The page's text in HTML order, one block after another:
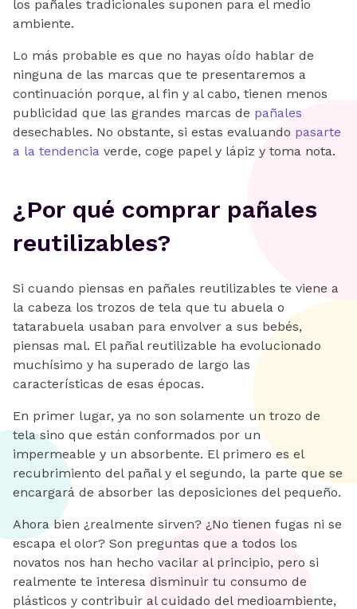
los pañales tradicionales suponen para el medio
ambiente.
Lo más probable es que no hayas oído hablar de
ninguna de las marcas que te presentaremos a
continuación porque, al fin y al cabo, tienen menos
publicidad que las grandes marcas de pañales
desechables. No obstante, si estas evaluando pasarte
a la tendencia verde, coge papel y lápiz y toma nota.
¿Por qué comprar pañales
reutilizables?
Si cuando piensas en pañales reutilizables te viene a
la cabeza los trozos de tela que tu abuela o
tatarabuela usaban para envolver a sus bebés,
piensas mal. El pañal reutilizable ha evolucionado
muchísimo y ha superado de largo las
características de esas épocas.
En primer lugar, ya no son solamente un trozo de
tela sino que están conformados por un
impermeable y un absorbente. El primero es el
recubrimiento del pañal y el segundo, la parte que se
encargará de absorber las deposiciones del pequeño.
Ahora bien ¿realmente sirven? ¿No tienen fugas ni se
escapa el olor? Son preguntas que a todos los
novatos nos han hecho vacilar al principio, pero si
realmente te interesa disminuir tu consumo de
plásticos y contribuir al cuidado del medioambiente,